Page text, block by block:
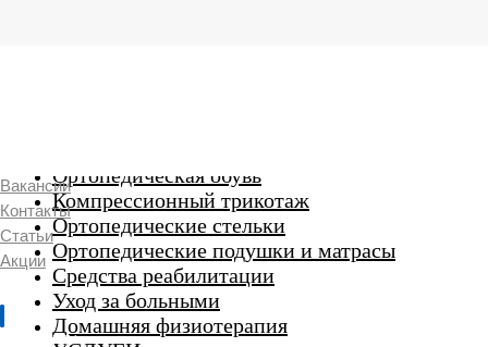
г. Люберцы
Ортопедическая обувь
Компрессионный трикотаж
Ортопедические стельки
Ортопедические подушки и матрасы
Средства реабилитации
Уход за больными
Домашняя физиотерапия
Вакансии
Контакты
Статьи
Акции